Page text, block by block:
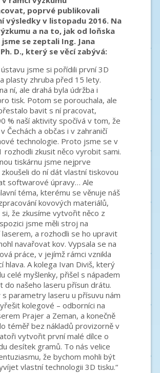
poprvé publikovali
výsledky v listopadu 2016. Na
a na to, jak od loňska
se zeptali Ing. Jana
D., který se věcí zabývá:
ústavu jsme si pořídili první 3D
plasty zhruba před 15 lety.
ní, ale drahá byla údržba i
tisk. Potom se porouchala, ale
bavit s ní pracovat,
% naší aktivity spočívá v tom, že
Čechách a občas i v zahraničí
technologie. Proto jsme se v
rozhodli zkusit něco vyrobit sami.
tiskárnu jsme nejprve
do ní dát vlastní tiskovou
softwarové úpravy… Ale
téma, kterému se věnuje náš
kovových materiálů,
že zkusíme vytvořit něco z
jsme měli stroj na
laserem, a rozhodli se ho upravit
navařovat kov. Vypsala se na
práce, v jejímž rámci vznikla
hlava. A kolega Ivan Diviš, který
celé myšlenky, přišel s nápadem
do našeho laseru přísun drátu.
parametry laseru u přísuvu nám
kolegové – odborníci na
Prajer a Zeman, a konečně
téměř bez nákladů provizorně v
vytvořit první malé dílce o
desítek gramů. To nás velice
že bychom mohli být
vlastní technologii 3D tisku.“